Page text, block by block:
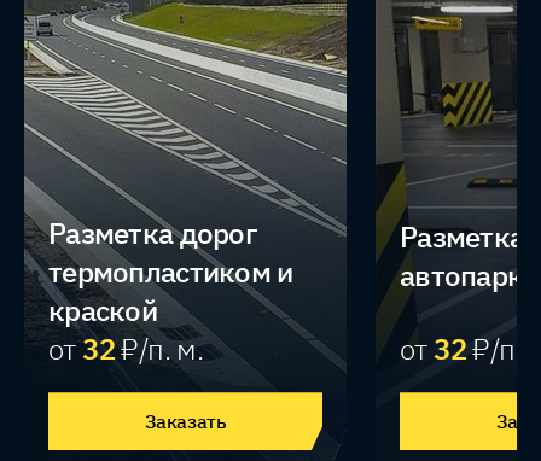
Разметка дорог
термопластиком и
краской
от32₽/п. м.
Заказать
Разметка
от32₽/п.